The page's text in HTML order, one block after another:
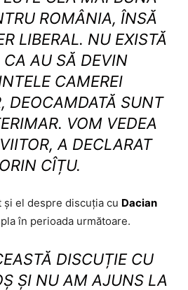
ROMÂNIA, ÎNSĂ
LIBERAL. NU EXISTĂ
CA AU SĂ DEVIN
CAMEREI
DEOCAMDATĂ SUNT
VOM VEDEA
A DECLARAT
CÎȚU.
și el despre discuția cu Dacian
în perioada următoare.
DISCUȚIE CU
ȘI NU AM AJUNS LA